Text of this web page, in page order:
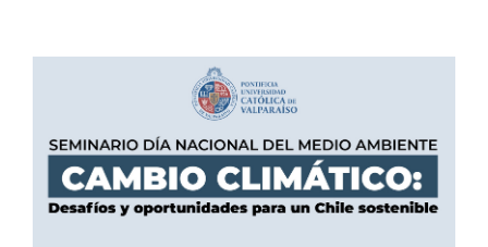
English